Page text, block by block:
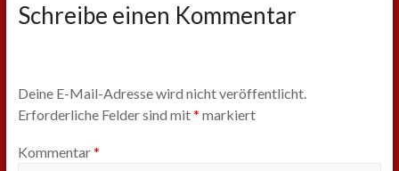
Schreibe einen Kommentar
Deine E-Mail-Adresse wird nicht veröffentlicht.
Erforderliche Felder sind mit* markiert
Kommentar*